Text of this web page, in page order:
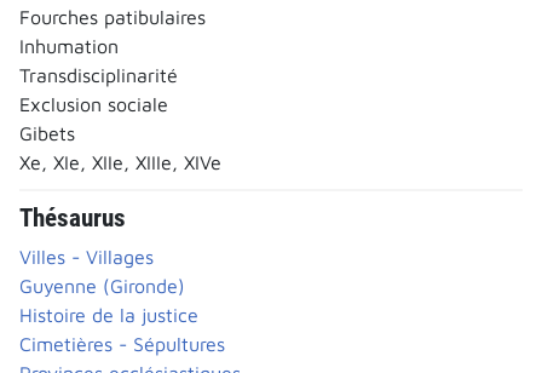
Fourches patibulaires
Inhumation
Transdisciplinarité
Exclusion sociale
Gibets
Xe, XIe, XIIe, XIIIe, XIVe
Thésaurus
Villes - Villages
Guyenne (Gironde)
Histoire de la justice
Cimetières - Sépultures